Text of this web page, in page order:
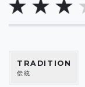
TRADITION
伝統